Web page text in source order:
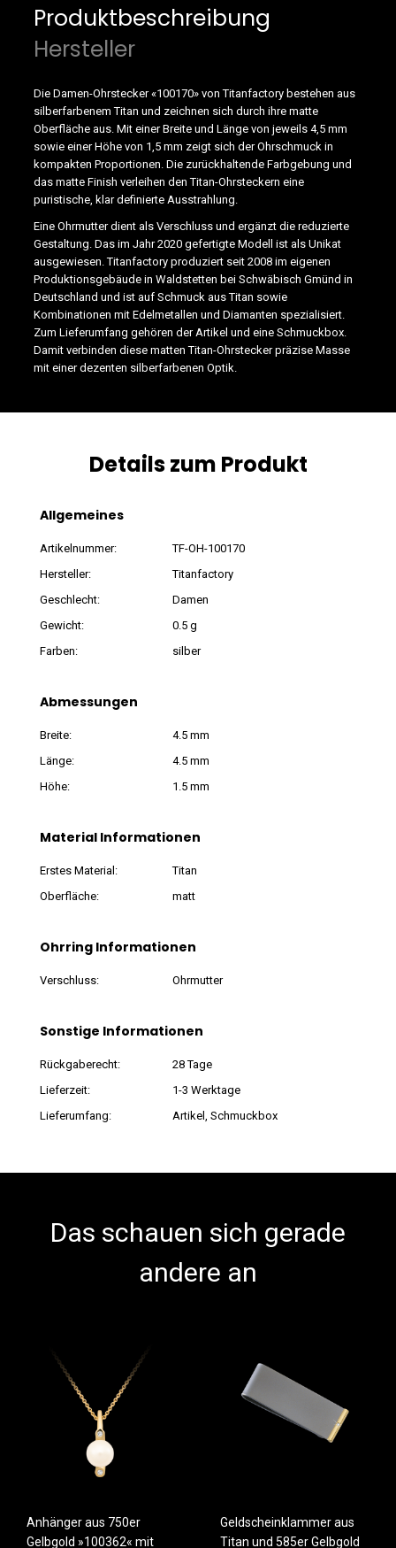
Produktbeschreibung
Hersteller
Die Damen-Ohrstecker «100170» von Titanfactory bestehen aus
silberfarbenem Titan und zeichnen sich durch ihre matte
Oberfläche aus. Mit einer Breite und Länge von jeweils 4,5 mm
sowie einer Höhe von 1,5 mm zeigt sich der Ohrschmuck in
kompakten Proportionen. Die zurückhaltende Farbgebung und
das matte Finish verleihen den Titan-Ohrsteckern eine
puristische, klar definierte Ausstrahlung.
Eine Ohrmutter dient als Verschluss und ergänzt die reduzierte
Gestaltung. Das im Jahr 2020 gefertigte Modell ist als Unikat
ausgewiesen. Titanfactory produziert seit 2008 im eigenen
Produktionsgebäude in Waldstetten bei Schwäbisch Gmünd in
Deutschland und ist auf Schmuck aus Titan sowie
Kombinationen mit Edelmetallen und Diamanten spezialisiert.
Zum Lieferumfang gehören der Artikel und eine Schmuckbox.
Damit verbinden diese matten Titan-Ohrstecker präzise Masse
mit einer dezenten silberfarbenen Optik.
Details zum Produkt
Allgemeines
Artikelnummer:
TF-OH-100170
Hersteller:
Titanfactory
Geschlecht:
Damen
Gewicht:
0.5 g
Farben:
silber
Abmessungen
Breite:
4.5 mm
Länge:
4.5 mm
Höhe:
1.5 mm
Material Informationen
Erstes Material:
Titan
Oberfläche:
matt
Ohrring Informationen
Verschluss: Ohrmutter
Sonstige Informationen
Rückgaberecht:
28 Tage
Lieferzeit:
1-3 Werktage
Lieferumfang:
Artikel, Schmuckbox
Das schauen sich gerade
andere an
Anhänger aus 750er
Gelbgold »100362« mit
Geldscheinklammer aus
Titan und 585er Gelbgold